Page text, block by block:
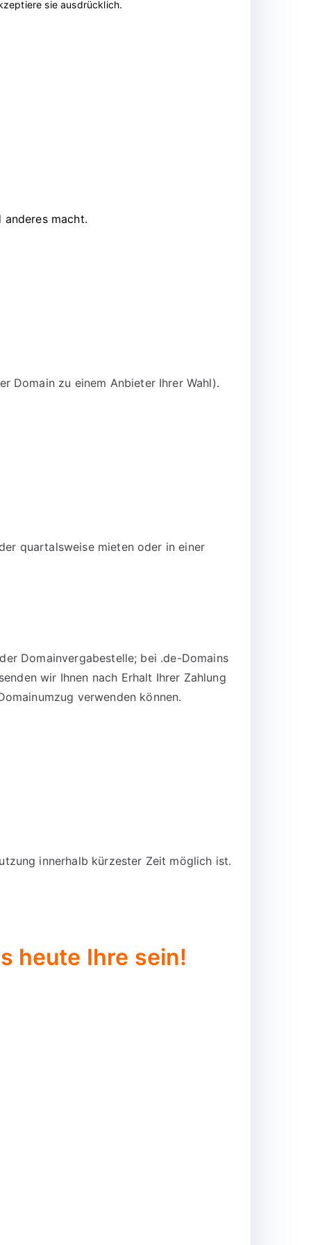
sie ausdrücklich.
anderes macht.
Domain zu einem Anbieter Ihrer Wahl).
quartalsweise mieten oder in einer
Domainvergabestelle; bei .de-Domains
wir Ihnen nach Erhalt Ihrer Zahlung
verwenden können.
innerhalb kürzester Zeit möglich ist.
heute Ihre sein!